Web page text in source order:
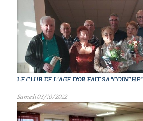
LE CLUB DE L'AGE D'OR FAIT SA "COINCHE"
Samedi 08/10/2022